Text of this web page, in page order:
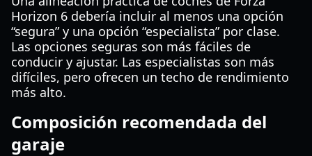
Horizon 6 debería incluir al menos una opción
“segura” y una opción “especialista” por clase.
Las opciones seguras son más fáciles de
conducir y ajustar. Las especialistas son más
difíciles, pero ofrecen un techo de rendimiento
más alto.
Composición recomendada del
garaje